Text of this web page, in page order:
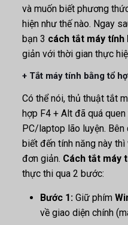
và muốn biết phương
hiện như thế nào. Ngay
bạn 3 cách tắt máy tính
giản với thời gian thực
+ Tắt máy tính bằng tổ
Có thể nói, thủ thuật tắt
hợp F4 + Alt đã quá
PC/laptop lão luyện.
biết đến tính năng này
đơn giản. Cách tắt máy
thực thi qua 2 bước:
Bước 1: Giữ phím
về giao diện chính